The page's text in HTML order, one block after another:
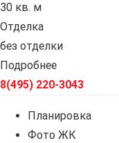
30 кв. м
Отделка
без отделки
Подробнее
8(495) 220-3043
Планировка
Фото ЖК